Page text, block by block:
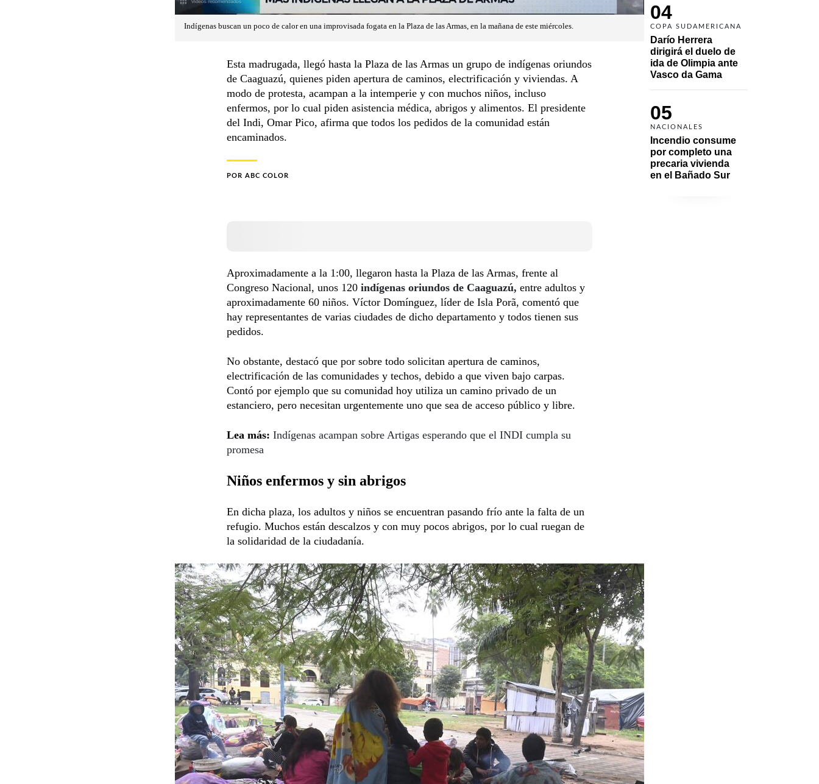
04
COPA SUDAMERICANA
Darío Herrera
dirigirá el duelo de
ida de Olimpia ante
Vasco da Gama
05
NACIONALES
Incendio consume
por completo una
precaria vivienda
en el Bañado Sur
Indígenas buscan un poco de calor en una improvisada fogata en la Plaza de las Armas, en la mañana de este miércoles.
Esta madrugada, llegó hasta la Plaza de las Armas un grupo de indígenas oriundos
de Caaguazú, quienes piden apertura de caminos, electrificación y viviendas. A
modo de protesta, acampan a la intemperie y con muchos niños, incluso
enfermos, por lo cual piden asistencia médica, abrigos y alimentos. El presidente
del Indi, Omar Pico, afirma que todos los pedidos de la comunidad están
encaminados.
POR ABC COLOR
Aproximadamente a la 1:00, llegaron hasta la Plaza de las Armas, frente al
Congreso Nacional, unos 120 indígenas oriundos de Caaguazú, entre adultos y
aproximadamente 60 niños. Víctor Domínguez, líder de Isla Porã, comentó que
hay representantes de varias ciudades de dicho departamento y todos tienen sus
pedidos.
No obstante, destacó que por sobre todo solicitan apertura de caminos,
electrificación de las comunidades y techos, debido a que viven bajo carpas.
Contó por ejemplo que su comunidad hoy utiliza un camino privado de un
estanciero, pero necesitan urgentemente uno que sea de acceso público y libre.
Lea más: Indígenas acampan sobre Artigas esperando que el INDI cumpla su
promesa
Niños enfermos y sin abrigos
En dicha plaza, los adultos y niños se encuentran pasando frío ante la falta de un
refugio. Muchos están descalzos y con muy pocos abrigos, por lo cual ruegan de
la solidaridad de la ciudadanía.